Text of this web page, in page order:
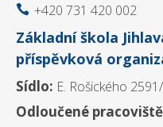
 +420 731 420 002
Základní škola
příspěvková
Sídlo: E. Rošického
Odloučené